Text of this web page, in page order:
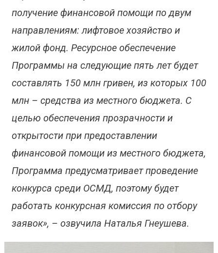
получение финансовой помощи по двум
направлениям: лифтовое хозяйство и
жилой фонд. Ресурсное обеспечение
Программы на следующие пять лет будет
составлять 150 млн гривен, из которых 100
млн – средства из местного бюджета. С
целью обеспечения прозрачности и
открытости при предоставлении
финансовой помощи из местного бюджета,
Программа предусматривает проведение
конкурса среди ОСМД, поэтому будет
работать конкурсная комиссия по отбору
заявок», – озвучила Наталья Гнеушева.